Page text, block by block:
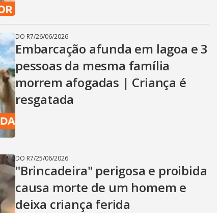
DO R7/26/06/2026
Embarcação afunda em lagoa e 3
pessoas da mesma família
morrem afogadas | Criança é
resgatada
DO R7/25/06/2026
"Brincadeira" perigosa e proibida
causa morte de um homem e
deixa criança ferida